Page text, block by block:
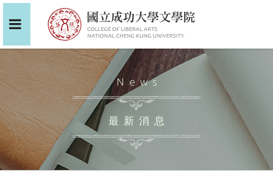
News
最新消息